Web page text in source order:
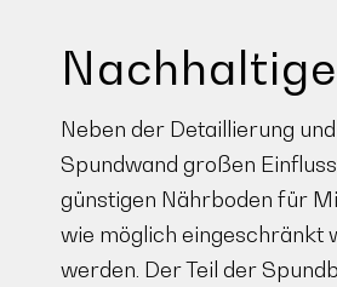
Neben der Detaillierung
Spundwand großen
günstigen Nährboden für
wie möglich eingeschränkt
werden. Der Teil der